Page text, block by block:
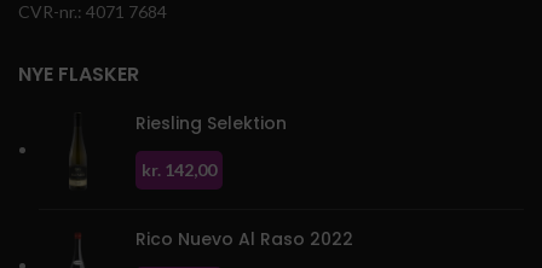
CVR-nr.: 4071 7684
NYE FLASKER
Riesling Selektion
kr. 142,00
Rico Nuevo Al Raso 2022